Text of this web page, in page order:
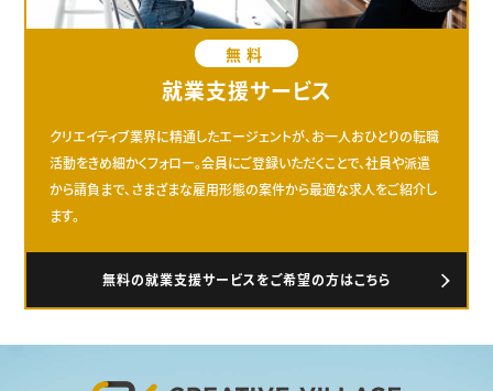
無料
就業支援サービス
クリエイティブ業界に精通したエージェントが、お一人おひとりの転職
活動をきめ細かくフォロー。会員にご登録いただくことで、社員や派遣
から請負まで、さまざまな雇用形態の案件から最適な求人をご紹介し
ます。
無料の就業支援サービスをご希望の方はこちら